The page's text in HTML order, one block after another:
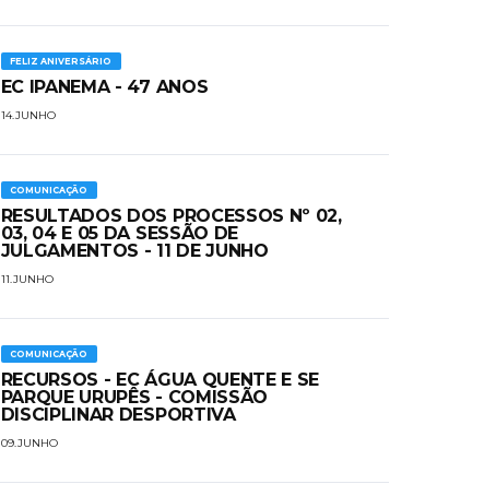
FELIZ ANIVERSÁRIO
EC IPANEMA - 47 ANOS
14.JUNHO
COMUNICAÇÃO
RESULTADOS DOS PROCESSOS Nº 02,
03, 04 E 05 DA SESSÃO DE
JULGAMENTOS - 11 DE JUNHO
11.JUNHO
COMUNICAÇÃO
RECURSOS - EC ÁGUA QUENTE E SE
PARQUE URUPÊS - COMISSÃO
DISCIPLINAR DESPORTIVA
09.JUNHO